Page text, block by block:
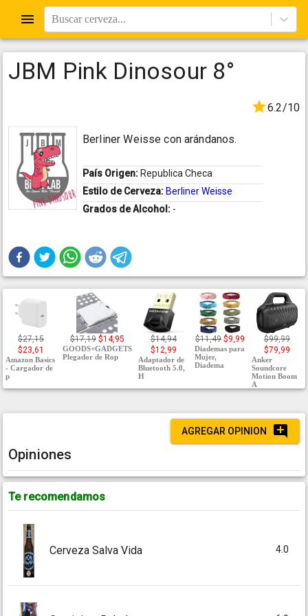
Buscar cerveza...
JBM Pink Dinosour 8°
6.2/10
Berliner Weisse con arándanos.
País Origen: Republica Checa
Estilo de Cerveza: Berliner Weisse
Grados de Alcohol: -
$27,15
$23,61
Amazon Basics
- Cargador de
p
$17,19 $14,95
GOODS+GADGETS
Plegador de Rop
$14,94
$12,99
Adaptador de
Bluetooth 5.0,
H
$11,49 $9,99
Diademas para
Mujer,
Diadema
$99,99
$79,99
Anker
Soundcore
Motion Boom
A
AGREGAR OPINION
Opiniones
Te recomendamos
Cerveza Salva Vida 4.0